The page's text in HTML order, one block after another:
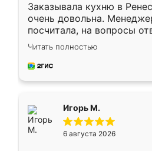
Заказывала кухню в
очень довольна.
посчитала, на вопросы
Замерщик приехал в
делу со всей
за день, ребята работали
Читать полностью
Игорь М.
6 августа 2026